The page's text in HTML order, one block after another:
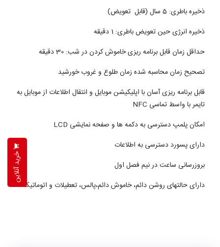
ذخیره باطری: 5 سال (قابل تعویض)
ذخیره انرژی حین تعویض باطری: 1 دقیقه
حداقل زمان قابل برنامه ریزی خاموش کردن در شب: 30 دقیقه
تصحیح زمان محاسبه شده زمان طلوع و غروب خورشید
قابل برنامه ریزی آسان با اپلیکیشن موبایل و انتقال اطلاعات از موبایل به
تایمر با واسط تماسی NFC
امکان پلمپ دسترسی به دکمه ها و صفحه نمایشی LCD
دارای پسورد دسترسی به اطلاعات
بروزرسانی ساعت در نیم فصل اول
دارای حالتهای روشن دائم، خاموش دائم،پالس، تعطیلات و اتوماتیک
خرید آنلاین